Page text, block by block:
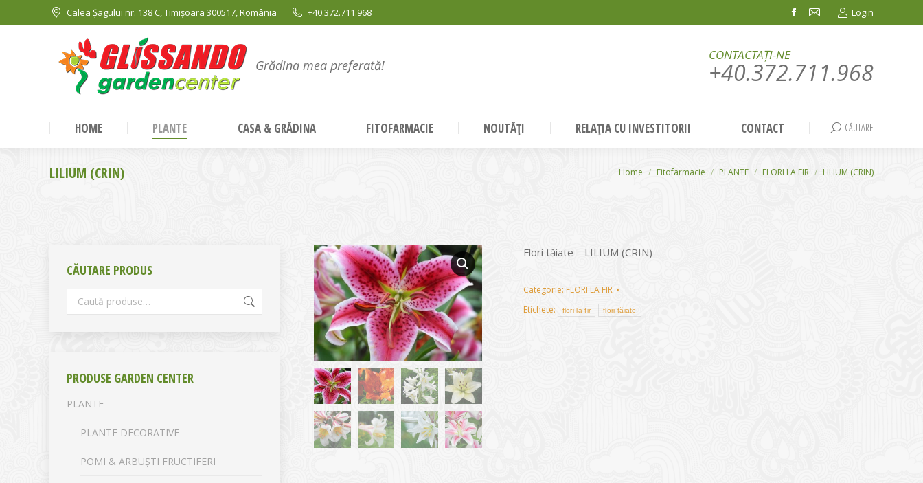
Calea Șagului nr. 138 C, Timișoara 300517, România +40.372.711.968
Facebook
in
window
Mail
in
window
Login
Grădina mea preferată!
CONTACTAȚI-NE
+40.372.711.968
HOME PLANTE CASA & GRĂDINA FITOFARMACIE NOUTĂȚI RELAȚIA CU INVESTITORII CONTACT Search:
CĂUTARE
LILIUM (CRIN) You are here:
Home Fitofarmacie PLANTE FLORI LA FIR LILIUM (CRIN)
Flori tăiate – LILIUM (CRIN)
Categorie: FLORI LA FIR
Etichete:
flori la fir flori tăiate
CĂUTARE PRODUS
PRODUSE GARDEN CENTER
PLANTE
PLANTE DECORATIVE
POMI & ARBUȘTI FRUCTIFERI